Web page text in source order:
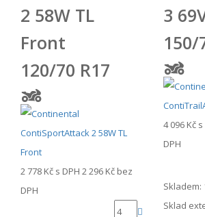
2 58W TL
Front
120/70 R17
2 778 Kč s DPH 2 296 Kč bez
DPH
3
150/
4 096 Kč s
DPH
Skladem:
Sklad